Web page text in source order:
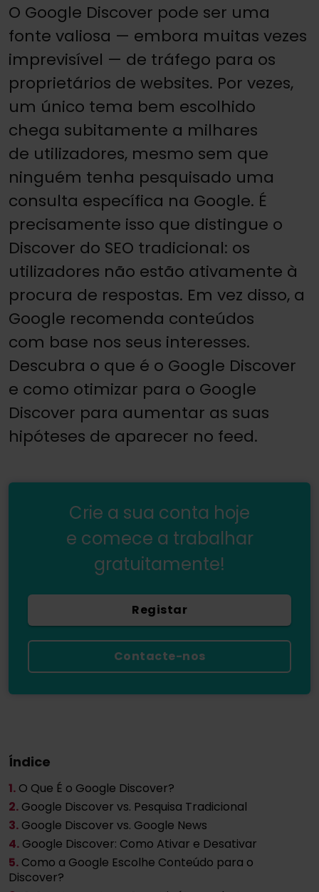
O Google Discover pode ser uma
fonte valiosa — embora muitas vezes
imprevisível — de tráfego para os
proprietários de websites. Por vezes,
um único tema bem escolhido
chega subitamente a milhares
de utilizadores, mesmo sem que
ninguém tenha pesquisado uma
consulta específica na Google. É
precisamente isso que distingue o
Discover do SEO tradicional: os
utilizadores não estão ativamente à
procura de respostas. Em vez disso, a
Google recomenda conteúdos
com base nos seus interesses.
Descubra o que é o Google Discover
e como otimizar para o Google
Discover para aumentar as suas
hipóteses de aparecer no feed.
Crie a sua conta hoje
e comece a trabalhar
gratuitamente!
Registar
Contacte-nos
Índice
1. O Que É o Google Discover?
2. Google Discover vs. Pesquisa Tradicional
3. Google Discover vs. Google News
4. Google Discover: Como Ativar e Desativar
5. Como a Google Escolhe Conteúdo para o
Discover?